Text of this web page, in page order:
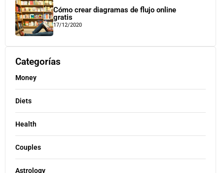
Cómo crear diagramas de flujo online
gratis
17/12/2020
Categorías
Money
Diets
Health
Couples
Astrology